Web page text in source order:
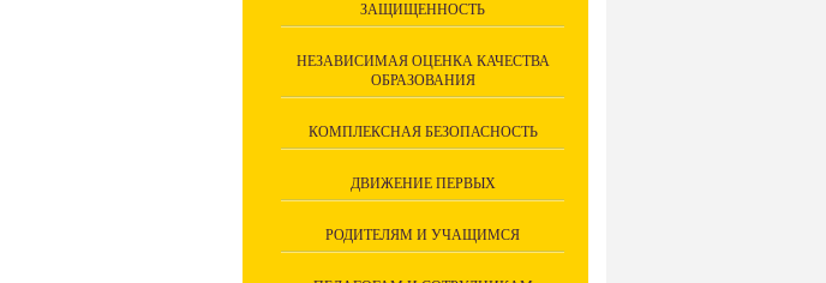
ЗАЩИЩЕННОСТЬ
НЕЗАВИСИМАЯ ОЦЕНКА КАЧЕСТВА
ОБРАЗОВАНИЯ
КОМПЛЕКСНАЯ БЕЗОПАСНОСТЬ
ДВИЖЕНИЕ ПЕРВЫХ
РОДИТЕЛЯМ И УЧАЩИМСЯ